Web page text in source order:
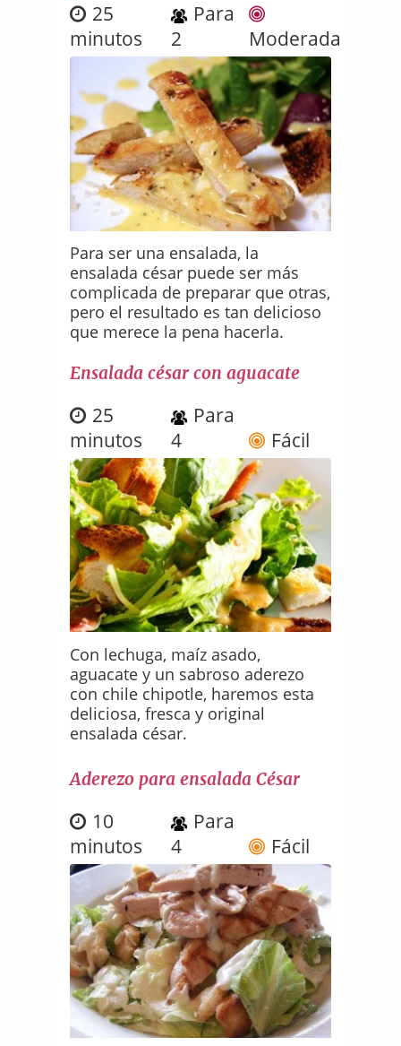
25
minutos
Para
2
Moderada
Para ser una ensalada, la
ensalada césar puede ser más
complicada de preparar que otras,
pero el resultado es tan delicioso
que merece la pena hacerla.
Ensalada césar con aguacate
25
minutos
Para
4
Fácil
Con lechuga, maíz asado,
aguacate y un sabroso aderezo
con chile chipotle, haremos esta
deliciosa, fresca y original
ensalada césar.
Aderezo para ensalada César
10
minutos
Para
4
Fácil